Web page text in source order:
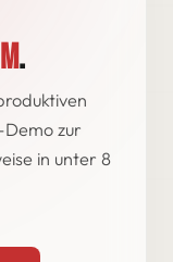
.
zur
in unter 8